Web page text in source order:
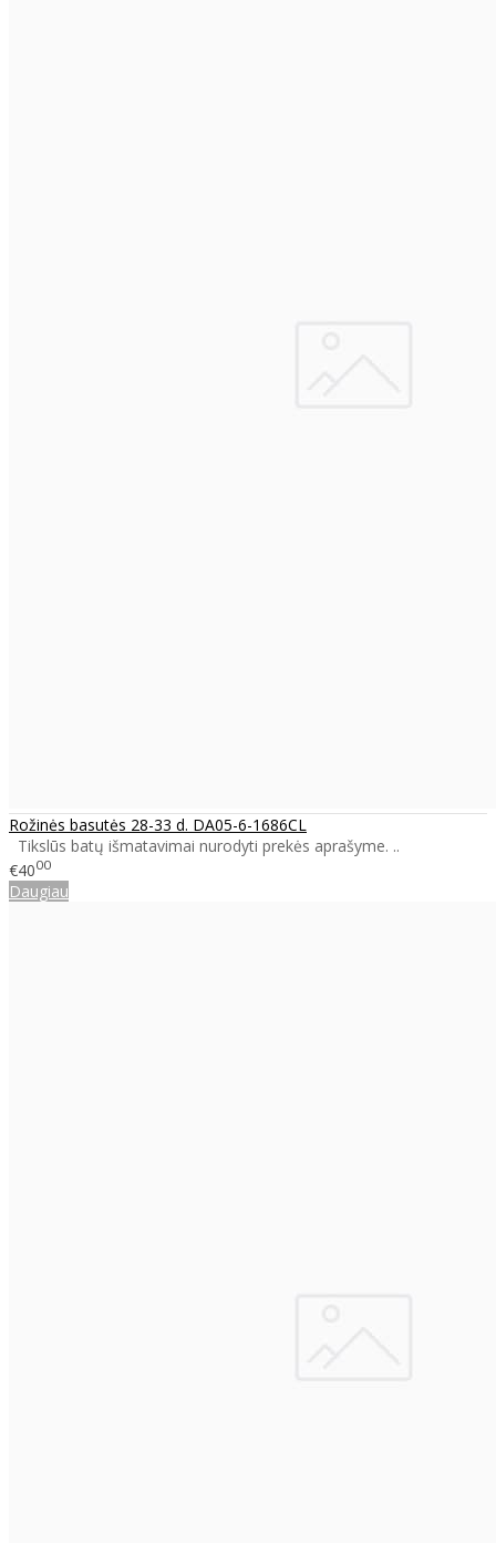
Rožinės basutės 28-33 d. DA05-6-1686CL
Tikslūs batų išmatavimai nurodyti prekės aprašyme. ..
€4000
Daugiau